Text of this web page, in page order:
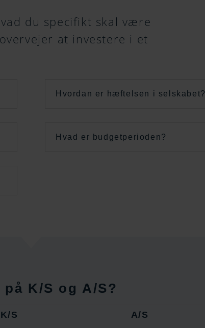
du specifikt skal være
at investere i et
Hvordan er hæftelsen i selskabet?
Hvad er budgetperioden?
K/S og A/S?
K/S A/S